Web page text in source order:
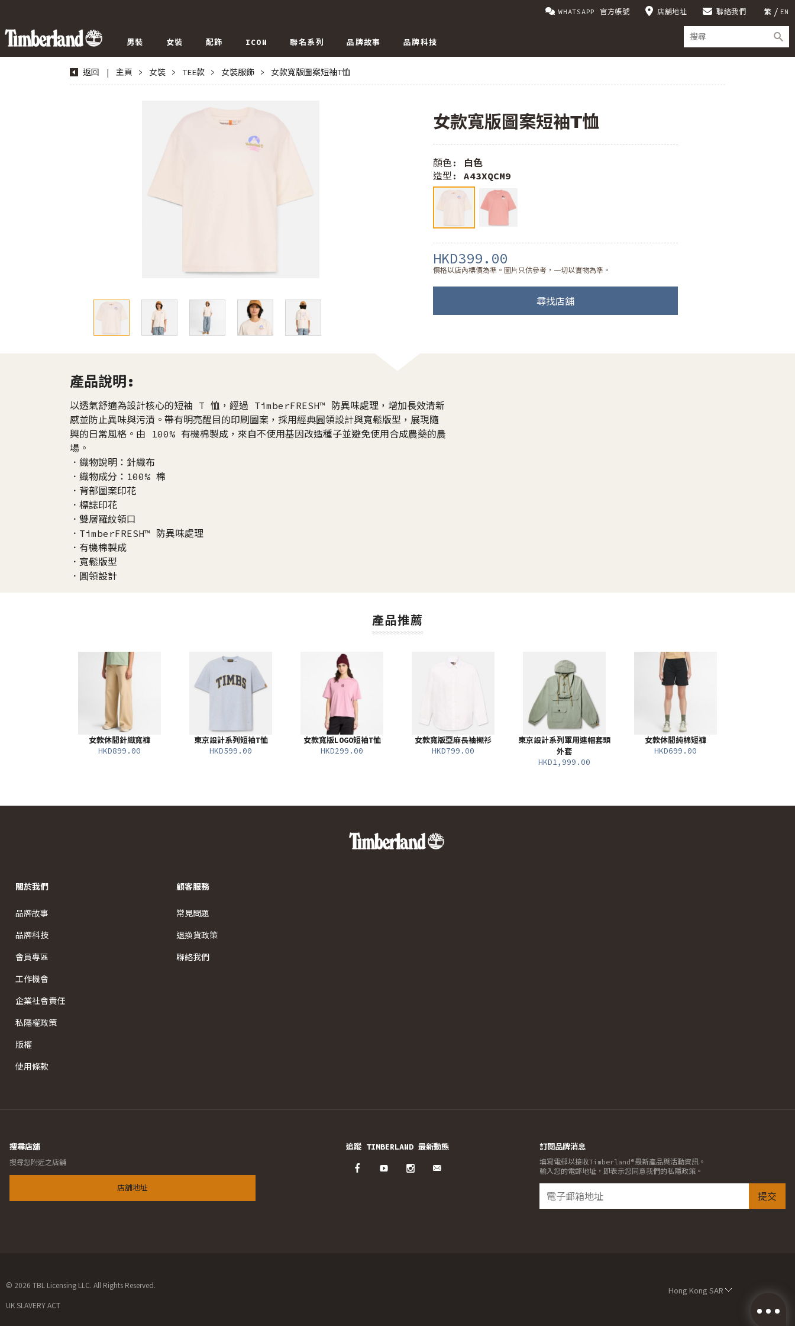
繁 EN
WHATSAPP 官方帳號 店舖地址 聯絡我們
男裝 女裝 配飾 ICON 聯名系列 品牌故事 品牌科技
返回 | 主頁 > 女裝 > TEE款 > 女裝服飾 > 女款寬版圖案短袖T恤
女款寬版圖案短袖T恤
顏色: 白色
造型: A43XQCM9
HKD399.00
價格以店內標價為準。圖片只供參考，一切以實物為準。
尋找店舖
產品說明:
以透氣舒適為設計核心的短袖 T 恤，經過 TimberFRESH™ 防異味處理，增加長效清新
感並防止異味與污漬。帶有明亮醒目的印刷圖案，採用經典圓領設計與寬鬆版型，展現隨
興的日常風格。由 100% 有機棉製成，來自不使用基因改造種子並避免使用合成農藥的農
場。
．織物說明：針織布
．織物成分：100% 棉
．背部圖案印花
．標誌印花
．雙層羅紋領口
．TimberFRESH™ 防異味處理
．有機棉製成
．寬鬆版型
．圓領設計
產品推薦
女款休閒針織寬褲
HKD899.00
東京設計系列短袖T恤
HKD599.00
女款寬版LOGO短袖T恤
HKD299.00
女款寬版亞麻長袖襯衫
HKD799.00
東京設計系列軍用連帽套頭
外套
HKD1,999.00
女款休閒純棉短褲
HKD699.00
關於我們
品牌故事
品牌科技
會員專區
工作機會
企業社會責任
私隱權政策
版權
使用條款
顧客服務
常見問題
退換貨政策
聯絡我們
搜尋店舖
搜尋您附近之店舖
店舖地址
追蹤 TIMBERLAND 最新動態 訂閱品牌消息
填寫電郵以接收Timberland®最新產品與活動資訊。
輸入您的電郵地址，即表示您同意我們的私隱政策。
提交
Hong Kong SAR
© 2026 TBL Licensing LLC. All Rights Reserved.
UK SLAVERY ACT